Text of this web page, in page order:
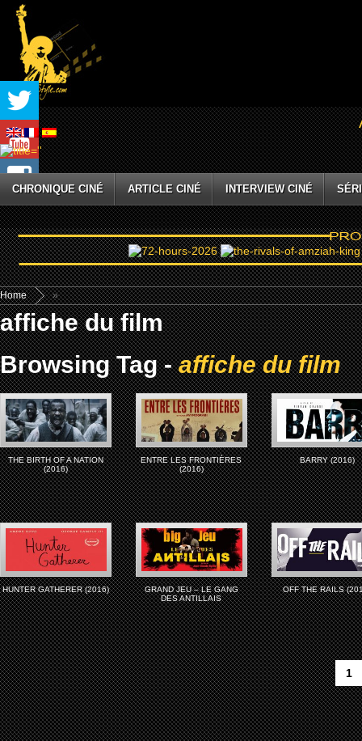
CHRONIQUE CINÉ ARTICLE CINÉ INTERVIEW CINÉ
Home »
affiche du film
Browsing Tag -affiche du film
THE BIRTH OF A NATION
(2016)
ENTRE LES FRONTIÈRES
(2016)
BARRY (2016)
HUNTER GATHERER (2016)
GRAND JEU – LE GANG
DES ANTILLAIS
OFF THE RAILS
1